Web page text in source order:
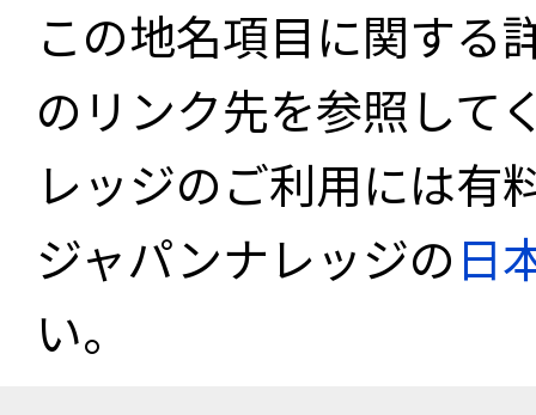
この地名項目に関する
のリンク先を参照して
レッジのご利用には有
ジャパンナレッジの日
い。